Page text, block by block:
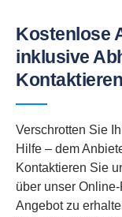
Kostenlose
inklusive
Verschrotten Sie
Hilfe – dem
Kontaktieren Sie
über unser
Angebot zu